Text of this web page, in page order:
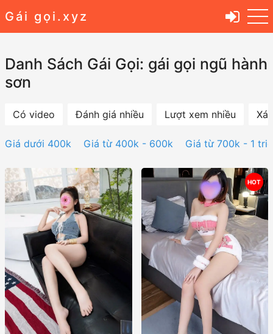
Gái gọi.xyz
Danh Sách Gái Gọi: gái gọi ngũ hành
sơn
Có video Đánh giá nhiều Lượt xem nhiều
Giá dưới 400k Giá từ 400k - 600k Giá từ 700k - 1
HOT